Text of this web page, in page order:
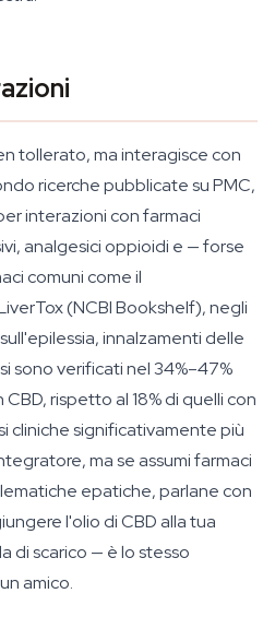
tollerato, ma interagisce con
ricerche pubblicate su PMC,
interazioni con farmaci
analgesici oppioidi e — forse
comuni come il
(NCBI Bookshelf), negli
innalzamenti delle
sono verificati nel 34%–47%
rispetto al 18% di quelli con
cliniche significativamente più
ma se assumi farmaci
epatiche, parlane con
l'olio di CBD alla tua
di scarico — è lo stesso
amico.